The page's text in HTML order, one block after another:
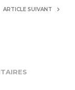
ARTICLE SUIVANT